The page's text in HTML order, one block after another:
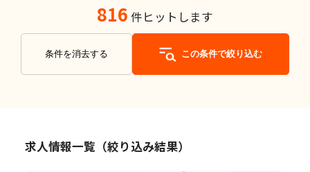
816 件ヒットします
条件を消去する この条件で絞り込む
求人情報一覧（絞り込み結果）